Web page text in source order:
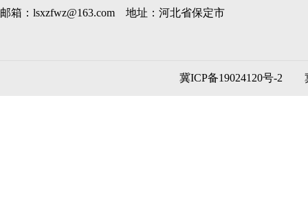
邮箱：lsxzfwz@163.com 地址：河北省保定市
冀ICP备19024120号-2